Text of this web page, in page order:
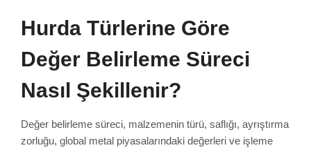
Hurda Türlerine Göre
Değer Belirleme Süreci
Nasıl Şekillenir?
Değer belirleme süreci, malzemenin türü, saflığı, ayrıştırma
zorluğu, global metal piyasalarındaki değerleri ve işleme